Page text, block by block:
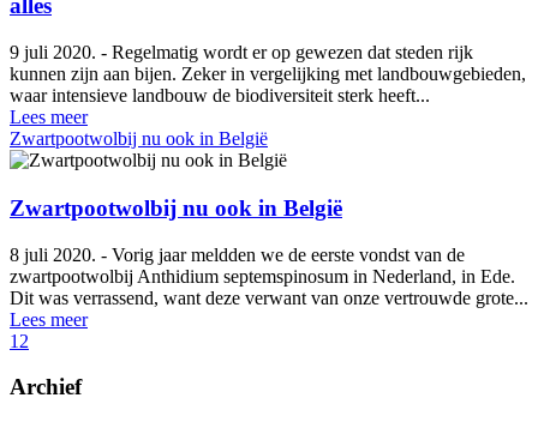
alles
9 juli 2020. - Regelmatig wordt er op gewezen dat steden rijk
kunnen zijn aan bijen. Zeker in vergelijking met landbouwgebieden,
waar intensieve landbouw de biodiversiteit sterk heeft...
Lees meer
Zwartpootwolbij nu ook in België
Zwartpootwolbij nu ook in België
8 juli 2020. - Vorig jaar meldden we de eerste vondst van de
zwartpootwolbij Anthidium septemspinosum in Nederland, in Ede.
Dit was verrassend, want deze verwant van onze vertrouwde grote...
Lees meer
1 2
Archief